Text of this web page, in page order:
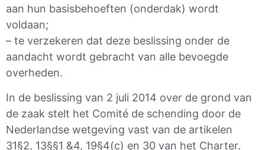
aan hun basisbehoeften (onderdak) wordt
voldaan;
– te verzekeren dat deze beslissing onder de
aandacht wordt gebracht van alle bevoegde
overheden.
In de beslissing van 2 juli 2014 over de grond van
de zaak stelt het Comité de schending door de
Nederlandse wetgeving vast van de artikelen
31§2, 13§§1 &4, 19§4(c) en 30 van het Charter.